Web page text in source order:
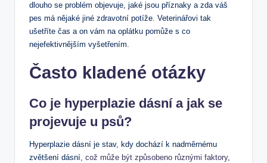
dlouho se problém objevuje, jaké jsou příznaky a zda váš
pes má nějaké jiné zdravotní potíže. Veterinářovi tak
ušetříte čas a on vám na oplátku pomůže s co
nejefektivnějším vyšetřením.
Často kladené otázky
Co je hyperplazie dásní a jak se
projevuje u psů?
Hyperplazie dásní je stav, kdy dochází k nadměrnému
zvětšení dásní, což může být způsobeno různými faktory,